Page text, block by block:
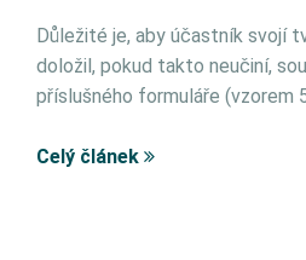
Důležité je, aby účastník svojí
doložil, pokud takto neučiní,
příslušného formuláře (vzorem
Celý článek